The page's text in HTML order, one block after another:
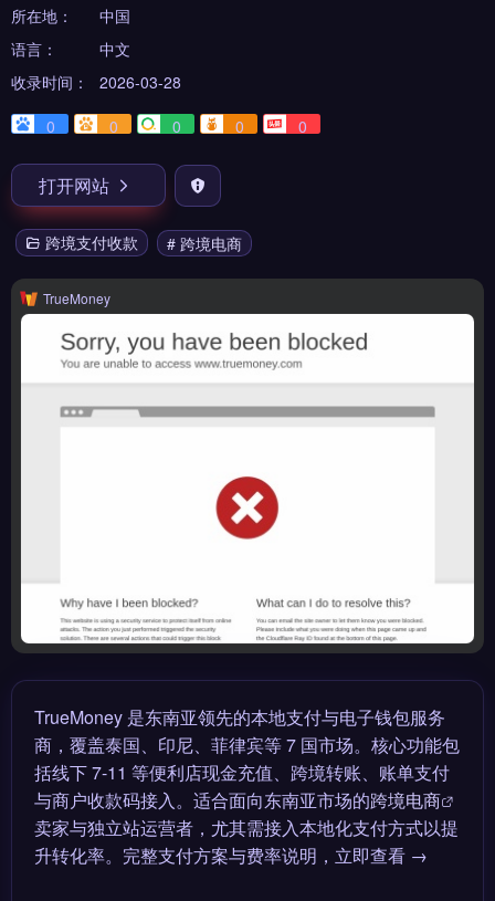
所在地：
中国
语言：
中文
收录时间：
2026-03-28
0
0 0 0 0
打开网站
跨境支付收款 # 跨境电商
TrueMoney
TrueMoney 是东南亚领先的本地支付与电子钱包服务
商，覆盖泰国、印尼、菲律宾等 7 国市场。核心功能包
括线下 7-11 等便利店现金充值、跨境转账、账单支付
与商户收款码接入。适合面向东南亚市场的跨境电商
卖家与独立站运营者，尤其需接入本地化支付方式以提
升转化率。完整支付方案与费率说明，立即查看 →